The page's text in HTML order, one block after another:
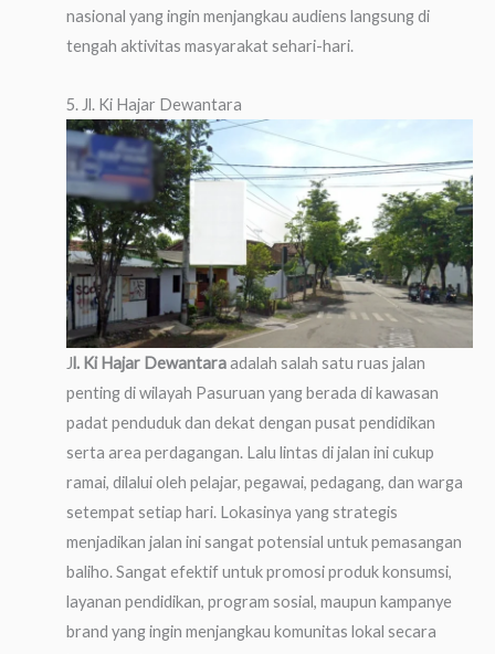
nasional yang ingin menjangkau audiens langsung di
tengah aktivitas masyarakat sehari-hari.
5. Jl. Ki Hajar Dewantara
Jl. Ki Hajar Dewantaraadalah salah satu ruas jalan
penting di wilayah Pasuruan yang berada di kawasan
padat penduduk dan dekat dengan pusat pendidikan
serta area perdagangan. Lalu lintas di jalan ini cukup
ramai, dilalui oleh pelajar, pegawai, pedagang, dan warga
setempat setiap hari. Lokasinya yang strategis
menjadikan jalan ini sangat potensial untuk pemasangan
baliho. Sangat efektif untuk promosi produk konsumsi,
layanan pendidikan, program sosial, maupun kampanye
brand yang ingin menjangkau komunitas lokal secara